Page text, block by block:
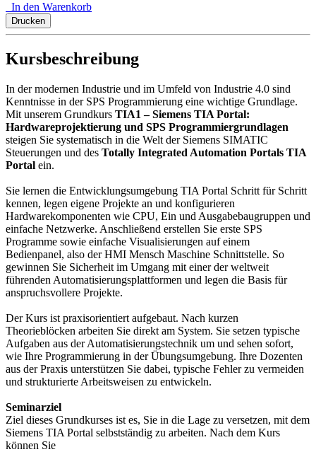
In den Warenkorb
Drucken
Kursbeschreibung
In der modernen Industrie und im Umfeld von Industrie 4.0 sind
Kenntnisse in der SPS Programmierung eine wichtige Grundlage.
Mit unserem Grundkurs TIA1 – Siemens TIA Portal:
Hardwareprojektierung und SPS Programmiergrundlagen
steigen Sie systematisch in die Welt der Siemens SIMATIC
Steuerungen und des Totally Integrated Automation Portals TIA
Portal ein.
Sie lernen die Entwicklungsumgebung TIA Portal Schritt für Schritt
kennen, legen eigene Projekte an und konfigurieren
Hardwarekomponenten wie CPU, Ein und Ausgabebaugruppen und
einfache Netzwerke. Anschließend erstellen Sie erste SPS
Programme sowie einfache Visualisierungen auf einem
Bedienpanel, also der HMI Mensch Maschine Schnittstelle. So
gewinnen Sie Sicherheit im Umgang mit einer der weltweit
führenden Automatisierungsplattformen und legen die Basis für
anspruchsvollere Projekte.
Der Kurs ist praxisorientiert aufgebaut. Nach kurzen
Theorieblöcken arbeiten Sie direkt am System. Sie setzen typische
Aufgaben aus der Automatisierungstechnik um und sehen sofort,
wie Ihre Programmierung in der Übungsumgebung. Ihre Dozenten
aus der Praxis unterstützen Sie dabei, typische Fehler zu vermeiden
und strukturierte Arbeitsweisen zu entwickeln.
Seminarziel
Ziel dieses Grundkurses ist es, Sie in die Lage zu versetzen, mit dem
Siemens TIA Portal selbstständig zu arbeiten. Nach dem Kurs
können Sie